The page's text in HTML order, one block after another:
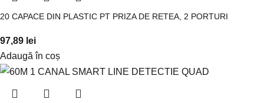
20 CAPACE DIN PLASTIC PT PRIZA DE RETEA, 2 PORTURI
97,89 lei
Adaugă în coș